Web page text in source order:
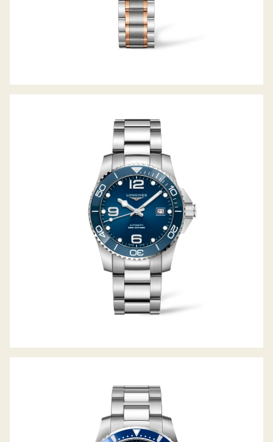
HYDROCONQUEST
HYDROCONQUEST